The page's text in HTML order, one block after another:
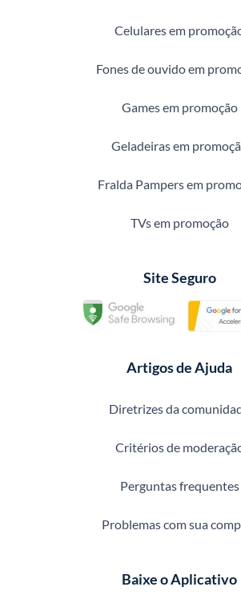
Celulares em
Fones de ouvido em
Games em promoção
Geladeiras em
Fralda Pampers em
TVs em promoção
Site Seguro
Artigos de Ajuda
Diretrizes da
Critérios de
Perguntas frequentes
Problemas com sua
Baixe o Aplicativo